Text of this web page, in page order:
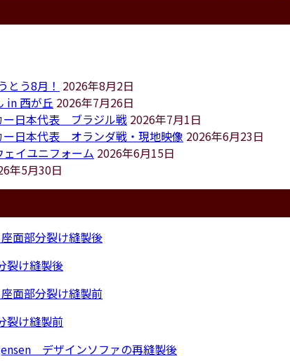
とう8月！ 2026年8月2日
in 西が丘 2026年7月26日
ー日本代表 ブラジル戦 2026年7月1日
ー日本代表 オランダ戦・現地映像 2026年6月23日
ェイユニフォーム 2026年6月15日
年5月30日
裂け縫製後
裂け縫製前